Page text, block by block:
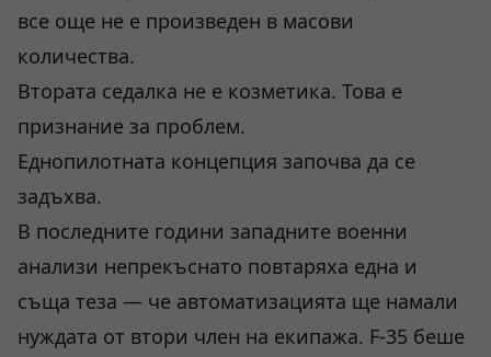
все още не е произведен в масови
количества.
Втората седалка не е козметика. Това е
признание за проблем.
Еднопилотната концепция започва да се
задъхва.
В последните години западните военни
анализи непрекъснато повтаряха една и
съща теза — че автоматизацията ще намали
нуждата от втори член на екипажа. F-35 беше